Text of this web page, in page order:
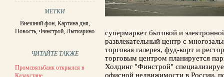
МЕТКИ
Внешний фон, Картина дня,
Новость,Финстрой,Лыткарино
ЧИТАЙТЕ ТАКЖЕ
Промсвязьбанк открылся в
Казахстане
супермаркет бытовой и
развлекательный центр с
торговая галерея, фуд-корт и
торговым центром планируется
Холдинг "Финстрой"
офисной недвижимости в России,